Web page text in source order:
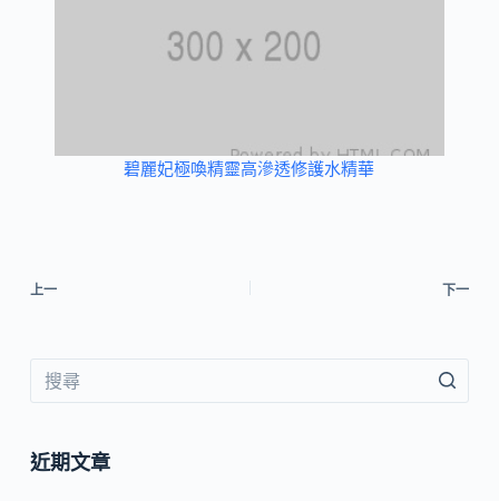
碧麗妃極喚精靈高滲透修護水精華
上一 下一
近期文章